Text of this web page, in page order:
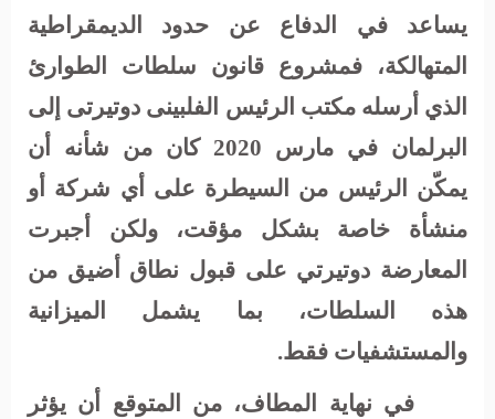
يساعد في الدفاع عن حدود الديمقراطية
المتهالكة، فمشروع قانون سلطات الطوارئ
الذي أرسله مكتب الرئيس الفلبينى دوتيرتى إلى
البرلمان في مارس 2020 كان من شأنه أن
يمكّن الرئيس من السيطرة على أي شركة أو
منشأة خاصة بشكل مؤقت، ولكن أجبرت
المعارضة دوتيرتي على قبول نطاق أضيق من
هذه السلطات، بما يشمل الميزانية
والمستشفيات فقط.
في نهاية المطاف، من المتوقع أن يؤثر